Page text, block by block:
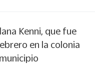
Kenni, que fue
en la colonia